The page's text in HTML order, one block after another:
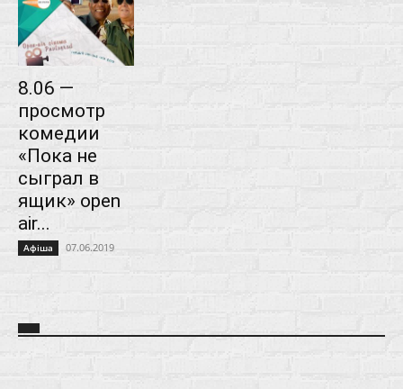
8.06 —
просмотр
комедии
«Пока не
сыграл в
ящик» open
air...
Афіша 07.06.2019